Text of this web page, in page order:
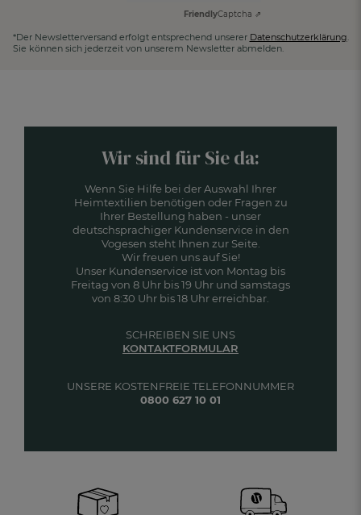
FriendlyCaptcha ⇗
*Der Newsletterversand erfolgt entsprechend unserer Datenschutzerklärung.
Sie können sich jederzeit von unserem Newsletter abmelden.
Wir sind für Sie da:
Wenn Sie Hilfe bei der Auswahl Ihrer
Heimtextilien benötigen oder Fragen zu
Ihrer Bestellung haben - unser
deutschsprachiger Kundenservice in den
Vogesen steht Ihnen zur Seite.
Wir freuen uns auf Sie!
Unser Kundenservice ist von Montag bis
Freitag von 8 Uhr bis 19 Uhr und samstags
von 8:30 Uhr bis 18 Uhr erreichbar.
UNSERE KOSTENFREIE TELEFONNUMMER
0800 627 10 01
SCHREIBEN SIE UNS
KONTAKTFORMULAR